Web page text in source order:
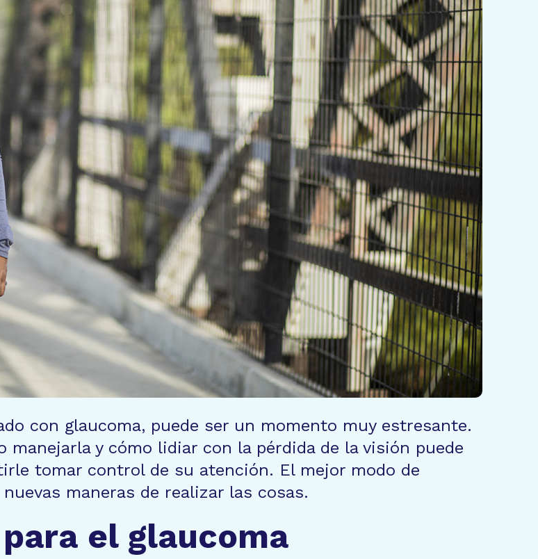
con glaucoma, puede ser un momento muy estresante.
manejarla y cómo lidiar con la pérdida de la visión puede
tomar control de su atención. El mejor modo de
maneras de realizar las cosas.
el glaucoma